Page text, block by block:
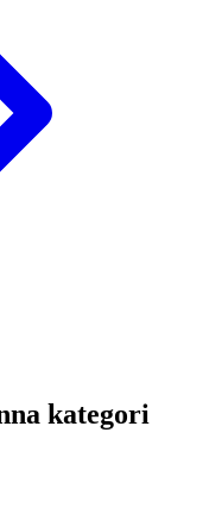
kategori